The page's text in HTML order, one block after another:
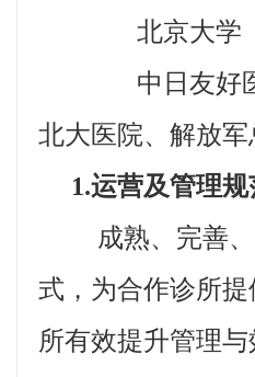
北京大学
中日友好医院
北大医院、解放
1.运营及管理规
成熟、完善、
式，为合作诊所
所有效提升管理